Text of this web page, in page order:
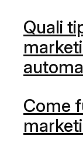
Quali
Come